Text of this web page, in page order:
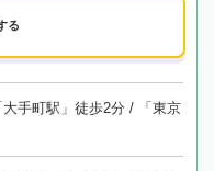
る
大手町駅」徒歩2分 / 「東京